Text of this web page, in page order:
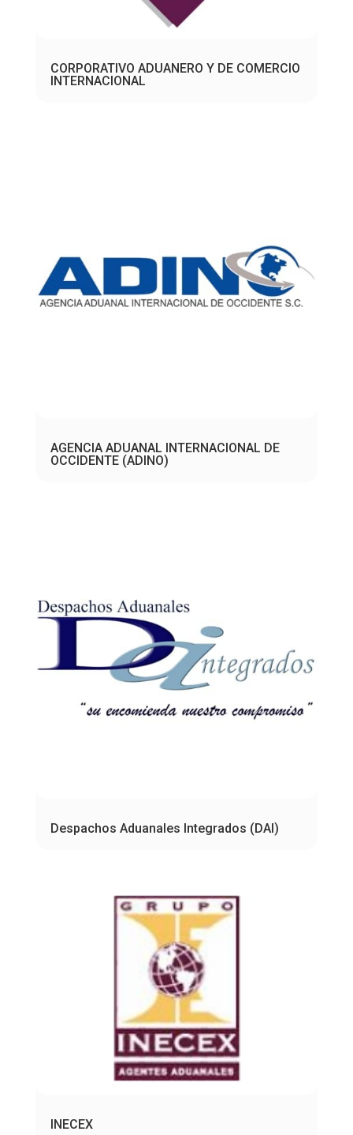
CORPORATIVO ADUANERO Y DE COMERCIO
INTERNACIONAL
AGENCIA ADUANAL INTERNACIONAL DE
OCCIDENTE (ADINO)
Despachos Aduanales Integrados (DAI)
INECEX